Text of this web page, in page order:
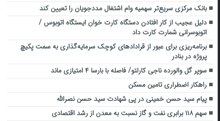
بانک مرکزی سریع‌تر سهمیه وام اشتغال مددجویان را تعیین کند
دلیل عجیب از کار افتادن دستگاه کارت خوان ایستگاه اتوبوس /
اتوبوسرانی شمارت کارت داد
برنامه‌ریزی برای عبور از قرادادهای کوچک سرمایه‌گذاری به سمت پکیچ
پروژه در بنادر
سوپر گل والورده ناجی کارلتو/ فاصله با بارسا ۴ امتیازی ماند
راهکار اضطراری تامین مسکن
پیام سید حسن خمینی در پی شهادت سید حسن نصرالله
سهم ۱۱۸ برابری نفت و گاز نسبت به معدن از رشد اقتصادی